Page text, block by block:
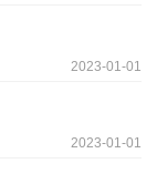
2023-01-01
2023-01-01